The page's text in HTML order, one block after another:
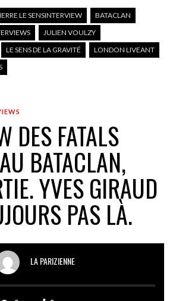
LE SENSINTERVIEW
BATACLAN
JULIEN VOULZY
LE SENS DE LA GRAVITÉ
LONDON LIVEANT
DES FATALS
BATACLAN,
YVES GIRAUD
PAS LÀ.
LA PARIZIENNE